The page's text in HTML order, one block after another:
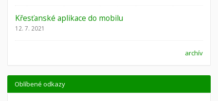
Křesťanské aplikace do mobilu
12. 7. 2021
archív
Oblíbené odkazy